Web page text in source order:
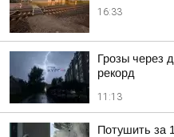
16:33
Грозы через
рекорд
11:13
Потушить за